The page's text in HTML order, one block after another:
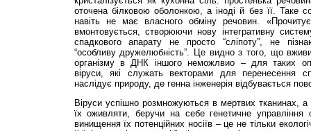
оточена білковою оболонкою, а іноді й без її. Таке
навіть не має власного обміну речовин.
вмонтовується, створюючи нову інтегративну
спадкового апарату не просто “сліпоту”, не
“особливу дружелюбність”. Це видно з того, що
організму в ДНК іншого неможлвио – для таких
віруси, які служать векторами для перенесення
наслідує природу, де генна інженерія відбувається
Віруси успішно розмножуються в мертвих тканинах,
їх оживляти, беручи на себе генетичне управління
винищення їх потенційних носіїв – це не тільки